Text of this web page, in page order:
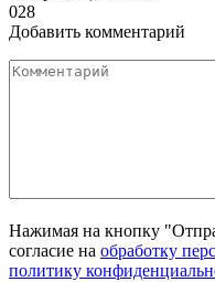
028
Добавить комментарий
Комментарий
Нажимая на кнопку
согласие на обработку
политику